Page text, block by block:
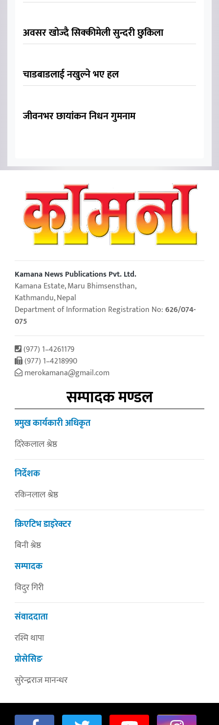
अवसर खोज्दै सिक्कीमेली सुन्दरी छुकिला
चाडबाडलाई नखुल्ने भए हल
जीवनभर छायांकन निधन गुमनाम
Kamana News Publications Pvt. Ltd.
Kamana Estate, Maru Bhimsensthan,
Kathmandu, Nepal
Department of Information Registration No:626/074-
075
(977) 1–4261179
(977) 1–4218990
merokamana@gmail.com
सम्पादक मण्डल
प्रमुख कार्यकारी अधिकृत
दिरेकलाल श्रेष्ठ
निर्देशक
रकिनलाल श्रेष्ठ
क्रिएटिभ डाइरेक्टर
बिनी श्रेष्ठ
सम्पादक
विदुर गिरी
संवाददाता
रश्मि थापा
प्रोसेसिङ
सुरेन्द्रराज मानन्धर